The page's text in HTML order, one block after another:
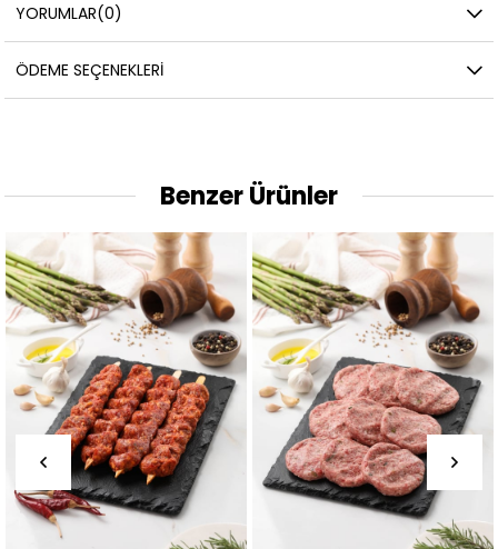
YORUMLAR(0)
ÖDEME SEÇENEKLERI
Benzer Ürünler